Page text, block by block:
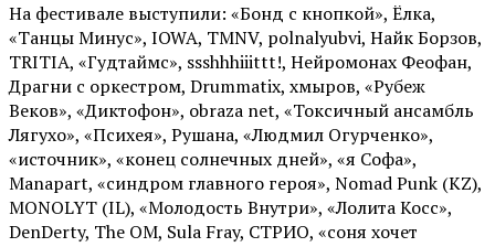
На фестивале выступили: «Бонд с кнопкой», Ёлка,
«Танцы Минус», IOWA, TMNV, polnalyubvi, Найк Борзов,
TRITIA, «Гудтаймс», ssshhhiiittt!, Нейромонах Феофан,
Драгни с оркестром, Drummatix, хмыров, «Рубеж
Веков», «Диктофон», obraza net, «Токсичный ансамбль
Лягухо», «Психея», Рушана, «Людмил Огурченко»,
«источник», «конец солнечных дней», «я Софа»,
Manapart, «синдром главного героя», Nomad Punk (KZ),
MONOLYT (IL), «Молодость Внутри», «Лолита Косс»,
DenDerty, The OM, Sula Fray, СТРИО, «соня хочет